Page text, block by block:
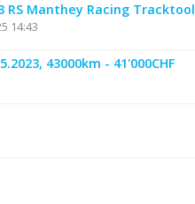
RS Manthey Racing Tracktool
14:43
43000km - 41'000CHF